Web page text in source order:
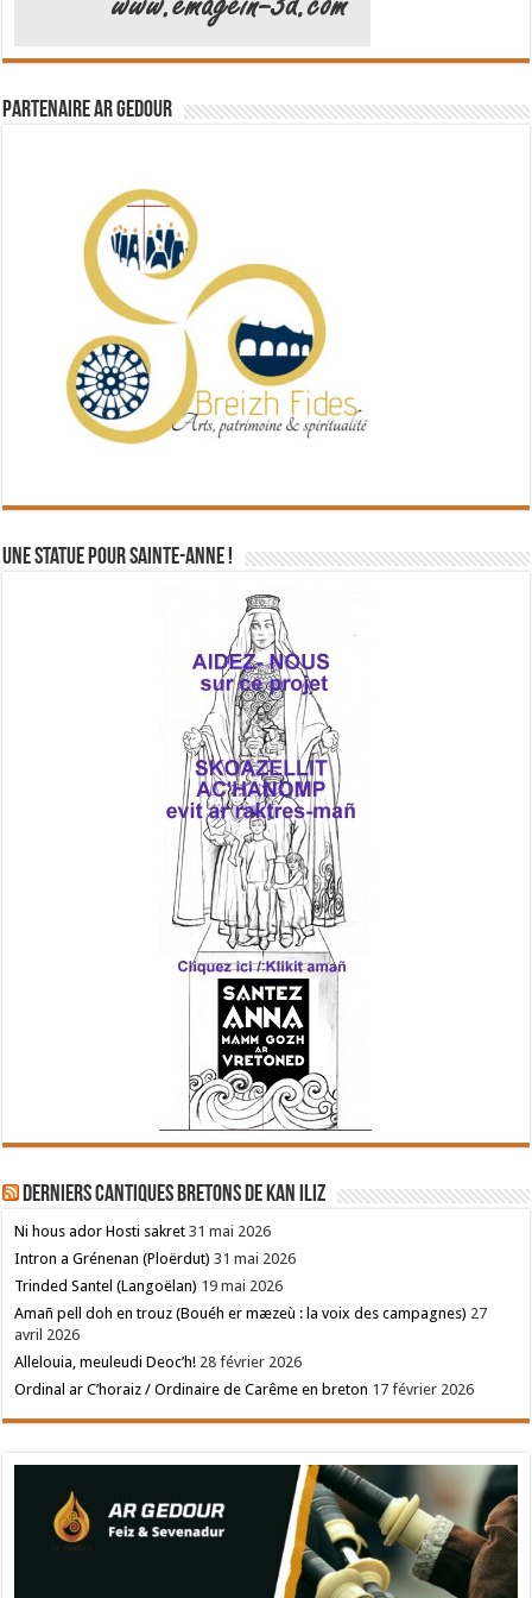
Partenaire Ar Gedour
Une statue pour Sainte-Anne !
Derniers cantiques bretons de Kan Iliz
Ni hous ador Hosti sakret 31 mai 2026
Intron a Grénenan (Ploërdut) 31 mai 2026
Trinded Santel (Langoëlan) 19 mai 2026
Amañ pell doh en trouz (Bouéh er mæzeù : la voix des campagnes) 27
avril 2026
Allelouia, meuleudi Deoc’h! 28 février 2026
Ordinal ar C’horaiz / Ordinaire de Carême en breton 17 février 2026